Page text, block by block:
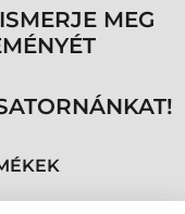
MEG